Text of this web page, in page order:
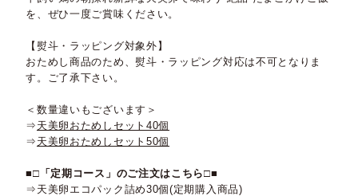
を、ぜひ一度ご賞味ください。
【熨斗・ラッピング対象外】
おためし商品のため、熨斗・ラッピング対応は不可となりま
す。ご了承下さい。
＜数量違いもございます＞
⇒ 天美卵おためしセット40個
⇒ 天美卵おためしセット50個
■□ 「定期コース」のご注文はこちら□■
⇒ 天美卵エコパック詰め30個(定期購入商品)